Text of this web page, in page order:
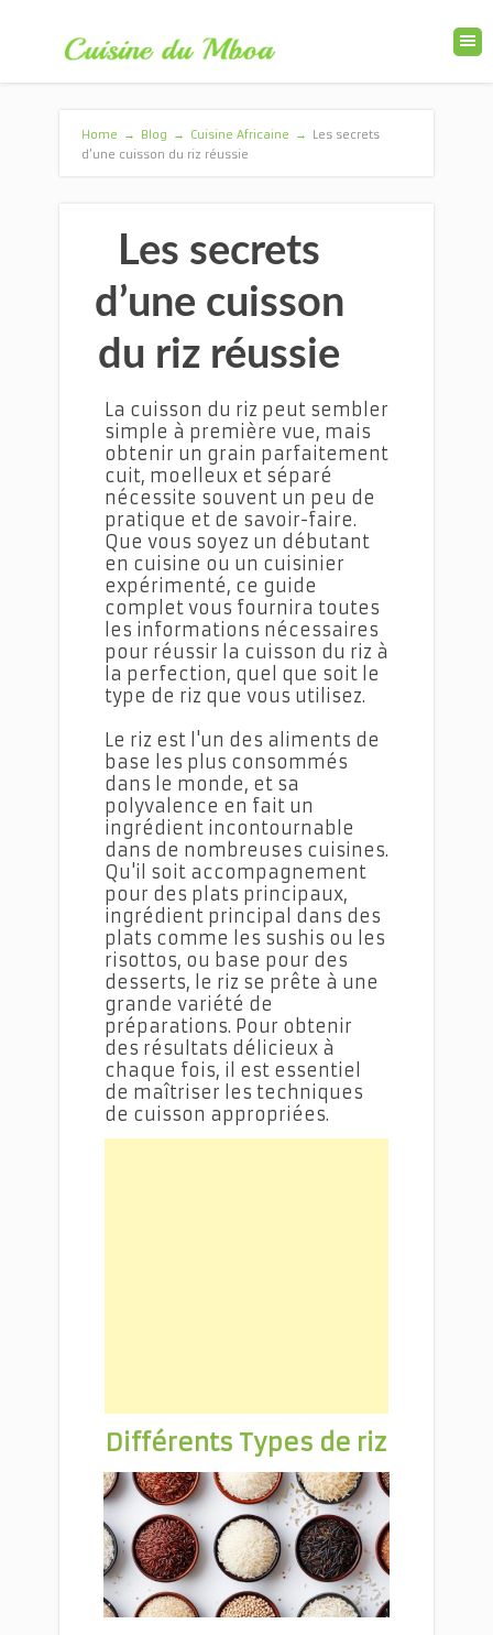
Home → Blog → Cuisine Africaine →
Les secrets
d’une cuisson du riz réussie
Les secrets
d’une cuisson
du riz réussie
La cuisson du riz peut sembler
simple à première vue, mais
obtenir un grain parfaitement
cuit, moelleux et séparé
nécessite souvent un peu de
pratique et de savoir-faire.
Que vous soyez un débutant
en cuisine ou un cuisinier
expérimenté, ce guide
complet vous fournira toutes
les informations nécessaires
pour réussir la cuisson du riz à
la perfection, quel que soit le
type de riz que vous utilisez.
Le riz est l'un des aliments de
base les plus consommés
dans le monde, et sa
polyvalence en fait un
ingrédient incontournable
dans de nombreuses cuisines.
Qu'il soit accompagnement
pour des plats principaux,
ingrédient principal dans des
plats comme les sushis ou les
risottos, ou base pour des
desserts, le riz se prête à une
grande variété de
préparations. Pour obtenir
des résultats délicieux à
chaque fois, il est essentiel
de maîtriser les techniques
de cuisson appropriées.
Différents Types de riz
Les secrets d'une cuisson du riz réussie